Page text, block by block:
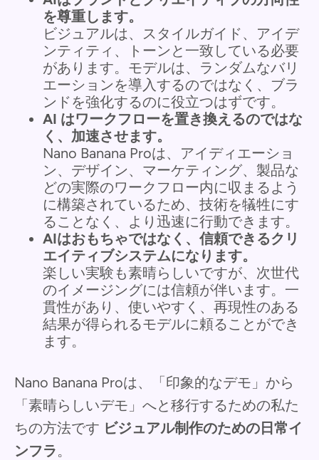
を尊重します。
ビジュアルは、スタイルガイド、アイデ
ンティティ、トーンと一致している必要
があります。モデルは、ランダムなバリ
エーションを導入するのではなく、ブラ
ンドを強化するのに役立つはずです。
AI はワークフローを置き換えるのではな
く、加速させます。
Nano Banana Proは、アイディエーショ
ン、デザイン、マーケティング、製品な
どの実際のワークフロー内に収まるよう
に構築されているため、技術を犠牲にす
ることなく、より迅速に行動できます。
AIはおもちゃではなく、信頼できるクリ
エイティブシステムになります。
楽しい実験も素晴らしいですが、次世代
のイメージングには信頼が伴います。一
貫性があり、使いやすく、再現性のある
結果が得られるモデルに頼ることができ
ます。
Nano Banana Proは、「印象的なデモ」から
「素晴らしいデモ」へと移行するための私た
ちの方法です ビジュアル制作のための日常イ
ンフラ。